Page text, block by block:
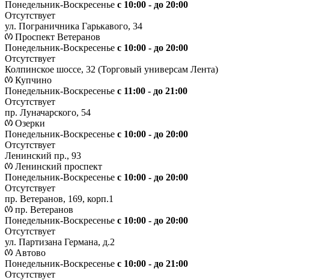
Понедельник-Воскресенье с 10:00 - до 20:00
Отсутствует
ул. Пограничника Гарькавого, 34
Проспект Ветеранов
Понедельник-Воскресенье с 10:00 - до 20:00
Отсутствует
Колпинское шоссе, 32 (Торговый универсам Лента)
Купчино
Понедельник-Воскресенье с 11:00 - до 21:00
Отсутствует
пр. Луначарского, 54
Озерки
Понедельник-Воскресенье с 10:00 - до 20:00
Отсутствует
Ленинский пр., 93
Ленинский проспект
Понедельник-Воскресенье с 10:00 - до 20:00
Отсутствует
пр. Ветеранов, 169, корп.1
пр. Ветеранов
Понедельник-Воскресенье с 10:00 - до 20:00
Отсутствует
ул. Партизана Германа, д.2
Автово
Понедельник-Воскресенье с 10:00 - до 21:00
Отсутствует